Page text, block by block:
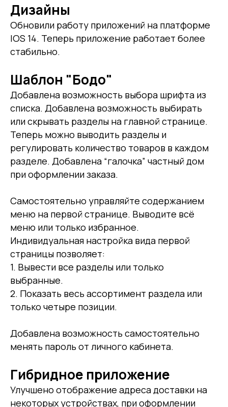
Дизайны
Обновили работу приложений на платформе
IOS 14. Теперь приложение работает более
стабильно.
Шаблон "Бодо"
Добавлена возможность выбора шрифта из
списка. Добавлена возможность выбирать
или скрывать разделы на главной странице.
Теперь можно выводить разделы и
регулировать количество товаров в каждом
разделе. Добавлена “галочка” частный дом
при оформлении заказа.
Самостоятельно управляйте содержанием
меню на первой странице. Выводите всё
меню или только избранное.
Индивидуальная настройка вида первой
страницы позволяет:
1. Вывести все разделы или только
выбранные.
2. Показать весь ассортимент раздела или
только четыре позиции.
Добавлена возможность самостоятельно
менять пароль от личного кабинета.
Гибридное приложение
Улучшено отображение адреса доставки на
некоторых устройствах, при оформлении